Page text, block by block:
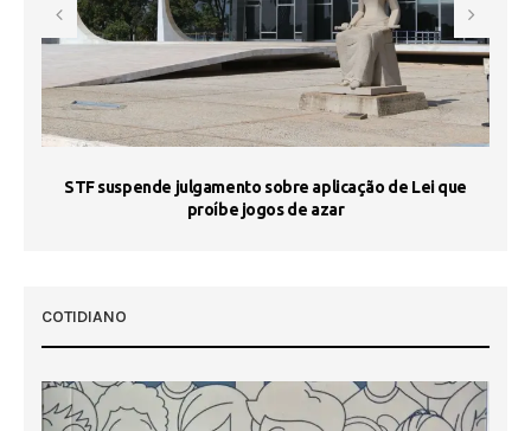
STF suspende julgamento sobre aplicação de Lei que
proíbe jogos de azar
COTIDIANO